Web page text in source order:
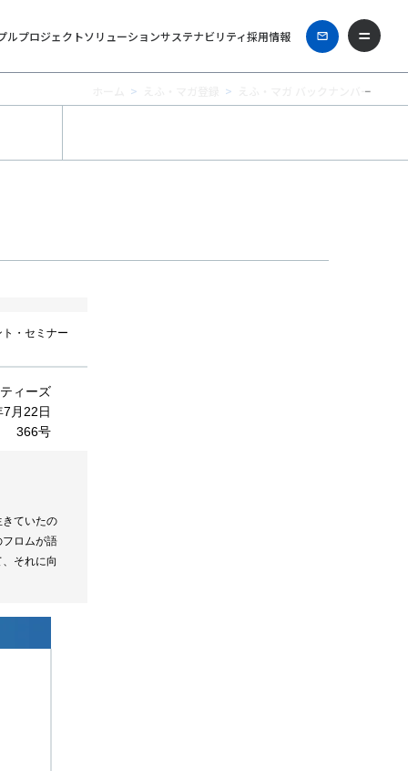
ルプロジェクトソリューションサステナビリティ採用情報
えふ・マガ バックナンバー
・セミナー
ィーズ
7月22日
366号
ていたの
ロムが語
それに向